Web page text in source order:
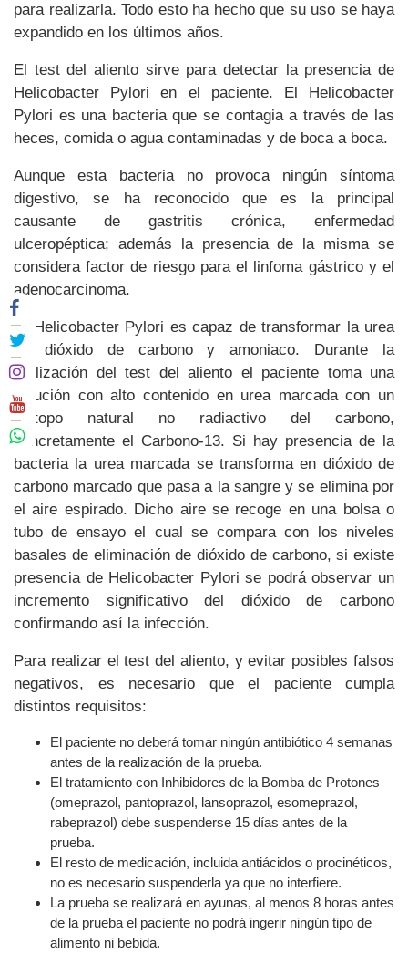
para realizarla. Todo esto ha hecho que su uso se haya
expandido en los últimos años.
El test del aliento sirve para detectar la presencia de
Helicobacter Pylori en el paciente. El Helicobacter
Pylori es una bacteria que se contagia a través de las
heces, comida o agua contaminadas y de boca a boca.
Aunque esta bacteria no provoca ningún síntoma
digestivo, se ha reconocido que es la principal
causante de gastritis crónica, enfermedad
ulceropéptica; además la presencia de la misma se
considera factor de riesgo para el linfoma gástrico y el
adenocarcinoma.
El Helicobacter Pylori es capaz de transformar la urea
en dióxido de carbono y amoniaco. Durante la
realización del test del aliento el paciente toma una
solución con alto contenido en urea marcada con un
isótopo natural no radiactivo del carbono,
concretamente el Carbono-13. Si hay presencia de la
bacteria la urea marcada se transforma en dióxido de
carbono marcado que pasa a la sangre y se elimina por
el aire espirado. Dicho aire se recoge en una bolsa o
tubo de ensayo el cual se compara con los niveles
basales de eliminación de dióxido de carbono, si existe
presencia de Helicobacter Pylori se podrá observar un
incremento significativo del dióxido de carbono
confirmando así la infección.
Para realizar el test del aliento, y evitar posibles falsos
negativos, es necesario que el paciente cumpla
distintos requisitos:
El paciente no deberá tomar ningún antibiótico 4 semanas
antes de la realización de la prueba.
El tratamiento con Inhibidores de la Bomba de Protones
(omeprazol, pantoprazol, lansoprazol, esomeprazol,
rabeprazol) debe suspenderse 15 días antes de la
prueba.
El resto de medicación, incluida antiácidos o procinéticos,
no es necesario suspenderla ya que no interfiere.
La prueba se realizará en ayunas, al menos 8 horas antes
de la prueba el paciente no podrá ingerir ningún tipo de
alimento ni bebida.